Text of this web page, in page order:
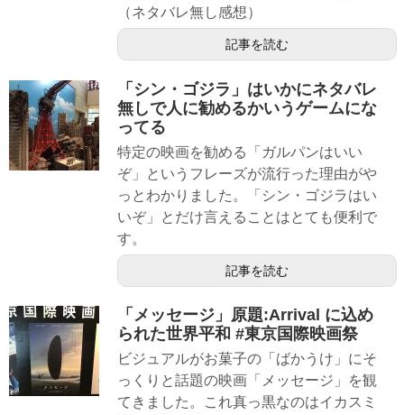
（ネタバレ無し感想）
記事を読む
「シン・ゴジラ」はいかにネタバレ
無しで人に勧めるかいうゲームにな
ってる
特定の映画を勧める「ガルパンはいい
ぞ」というフレーズが流行った理由がや
っとわかりました。「シン・ゴジラはい
いぞ」とだけ言えることはとても便利で
す。
記事を読む
「メッセージ」原題:Arrival に込め
られた世界平和 #東京国際映画祭
ビジュアルがお菓子の「ばかうけ」にそ
っくりと話題の映画「メッセージ」を観
てきました。これ真っ黒なのはイカスミ